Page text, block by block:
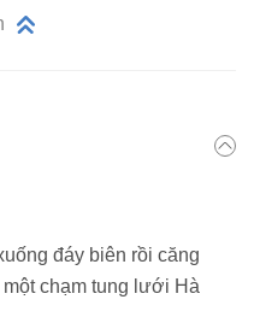
đáy biên rồi căng
chạm tung lưới Hà